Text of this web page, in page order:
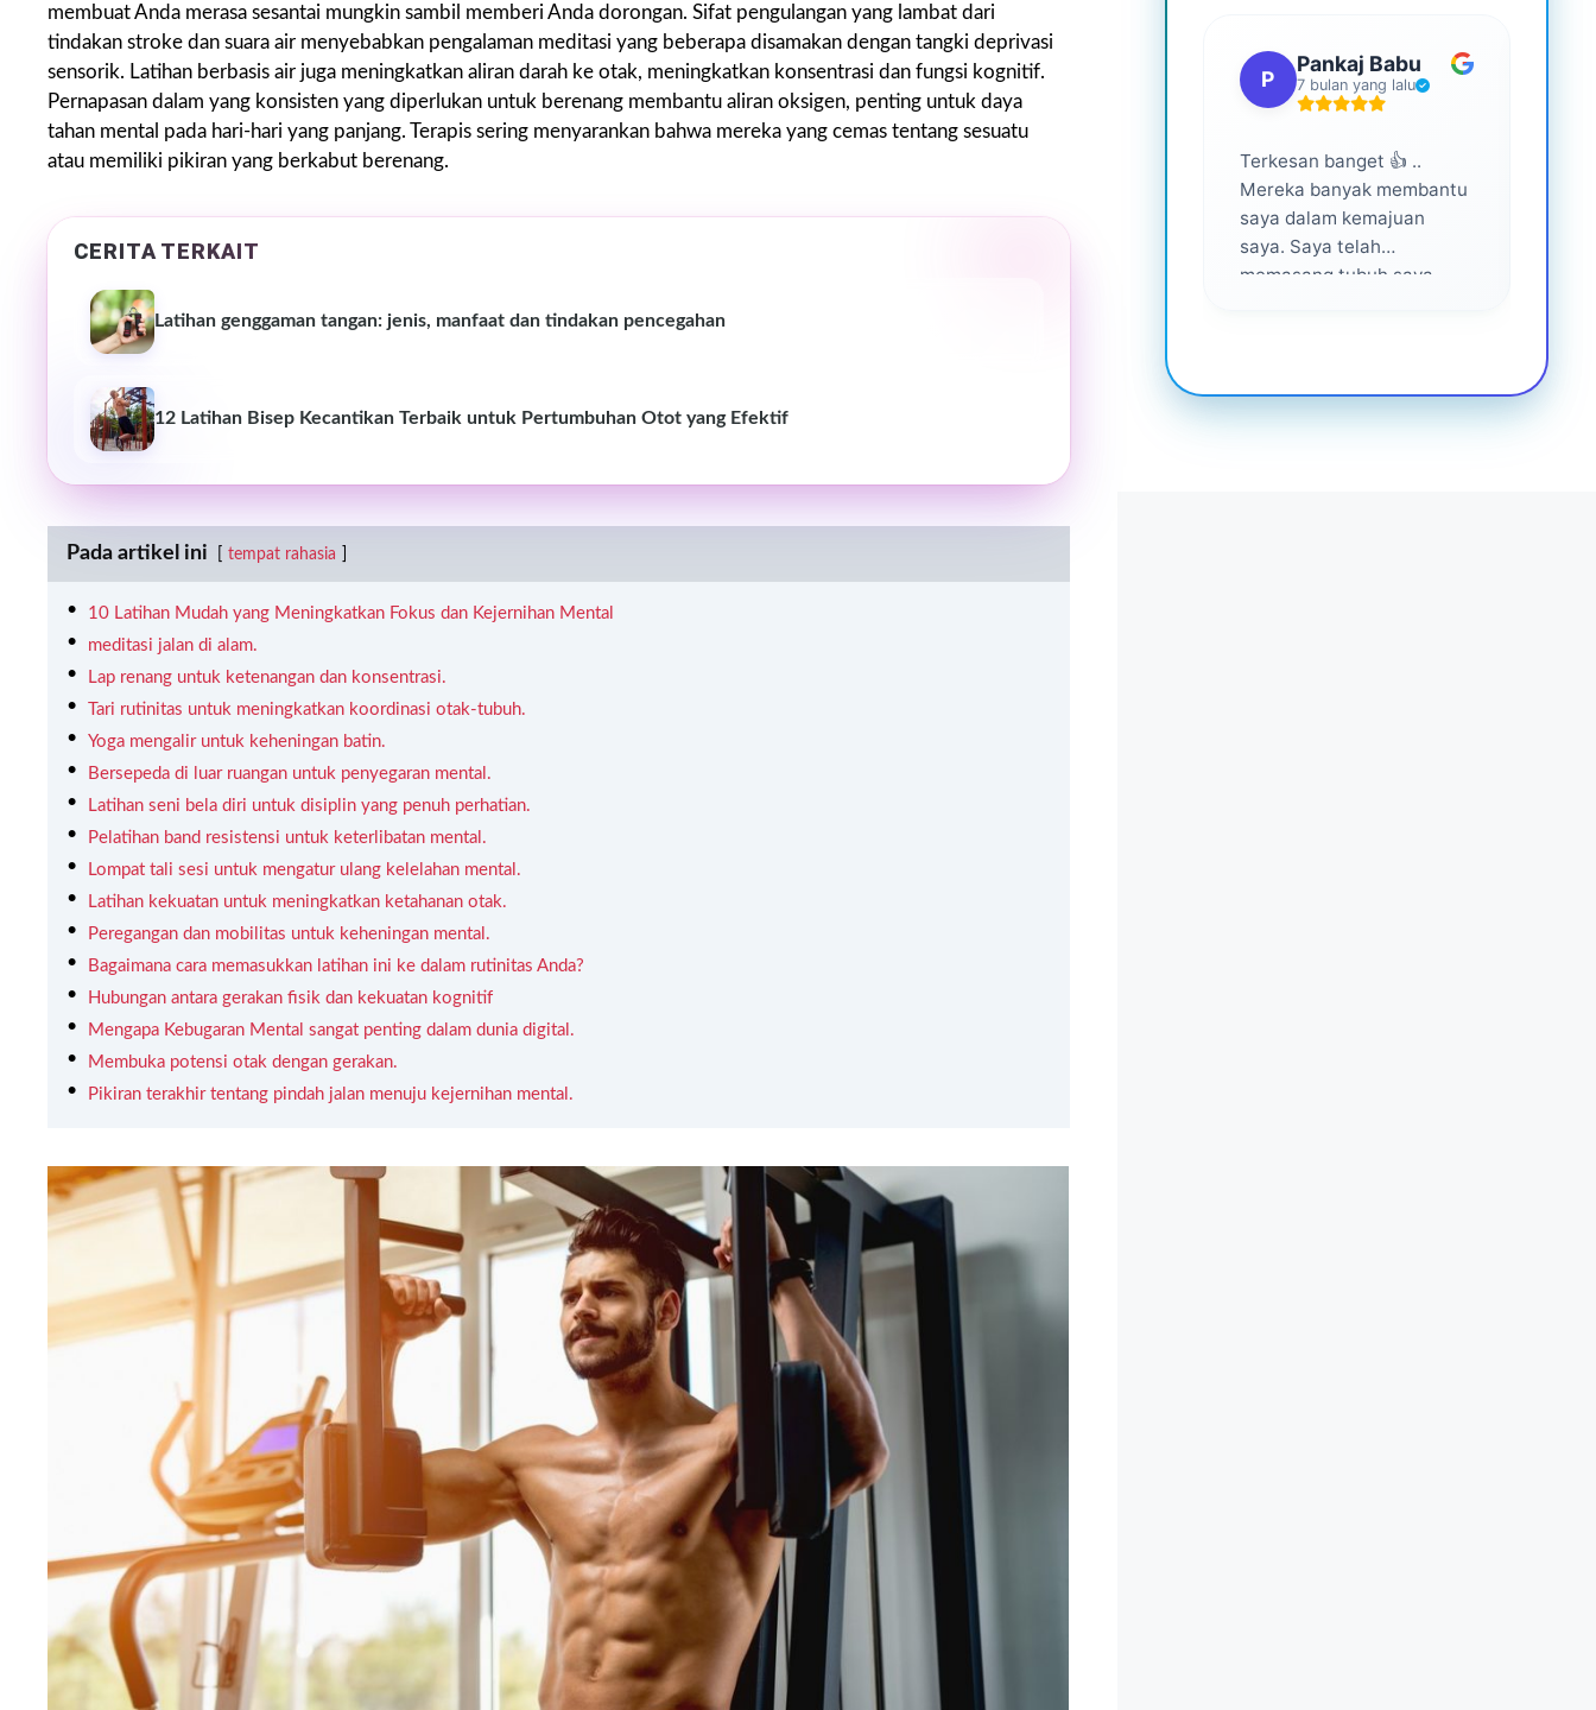
membuat Anda merasa sesantai mungkin sambil memberi Anda dorongan. Sifat pengulangan yang lambat dari
tindakan stroke dan suara air menyebabkan pengalaman meditasi yang beberapa disamakan dengan tangki deprivasi
sensorik. Latihan berbasis air juga meningkatkan aliran darah ke otak, meningkatkan konsentrasi dan fungsi kognitif.
Pernapasan dalam yang konsisten yang diperlukan untuk berenang membantu aliran oksigen, penting untuk daya
tahan mental pada hari-hari yang panjang. Terapis sering menyarankan bahwa mereka yang cemas tentang sesuatu
atau memiliki pikiran yang berkabut berenang.
CERITA TERKAIT
Latihan genggaman tangan: jenis, manfaat dan tindakan pencegahan
12 Latihan Bisep Kecantikan Terbaik untuk Pertumbuhan Otot yang Efektif
Pada artikel ini tempat rahasia
10 Latihan Mudah yang Meningkatkan Fokus dan Kejernihan Mental
meditasi jalan di alam.
Lap renang untuk ketenangan dan konsentrasi.
Tari rutinitas untuk meningkatkan koordinasi otak-tubuh.
Yoga mengalir untuk keheningan batin.
Bersepeda di luar ruangan untuk penyegaran mental.
Latihan seni bela diri untuk disiplin yang penuh perhatian.
Pelatihan band resistensi untuk keterlibatan mental.
Lompat tali sesi untuk mengatur ulang kelelahan mental.
Latihan kekuatan untuk meningkatkan ketahanan otak.
Peregangan dan mobilitas untuk keheningan mental.
Bagaimana cara memasukkan latihan ini ke dalam rutinitas Anda?
Hubungan antara gerakan fisik dan kekuatan kognitif
Mengapa Kebugaran Mental sangat penting dalam dunia digital.
Membuka potensi otak dengan gerakan.
Pikiran terakhir tentang pindah jalan menuju kejernihan mental.
P
Pankaj Babu
7 bulan yang lalu
Terkesan banget 👍 ..
Mereka banyak membantu
saya dalam kemajuan
saya. Saya telah
memasang tubuh saya
dari mereka 💕